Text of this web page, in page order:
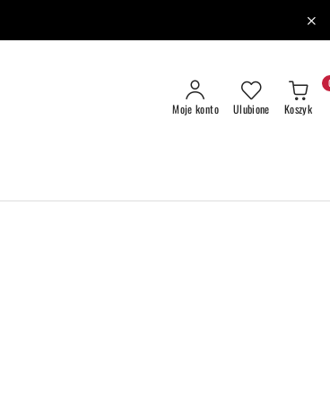
Moje konto Ulubione Koszyk